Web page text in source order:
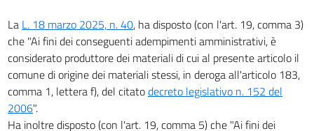
165
TITOLO IV
USI PRODUTTIVI DELLE RISORSE IDRICHE
166
La L. 18 marzo 2025, n. 40, ha disposto (con l'art. 19, comma 3)
che "Ai fini dei conseguenti adempimenti amministrativi, è
considerato produttore dei materiali di cui al presente articolo il
comune di origine dei materiali stessi, in deroga all'articolo 183,
comma 1, lettera f), del citatodecreto legislativo n. 152 del
2006".
Ha inoltre disposto (con l'art. 19, comma 5) che "Ai fini dei